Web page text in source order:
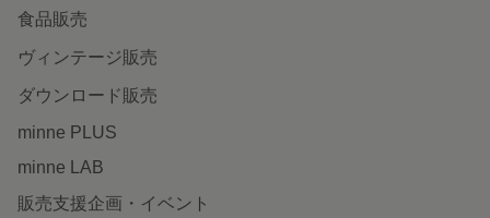
食品販売
ヴィンテージ販売
ダウンロード販売
minne PLUS
minne LAB
販売支援企画・イベント